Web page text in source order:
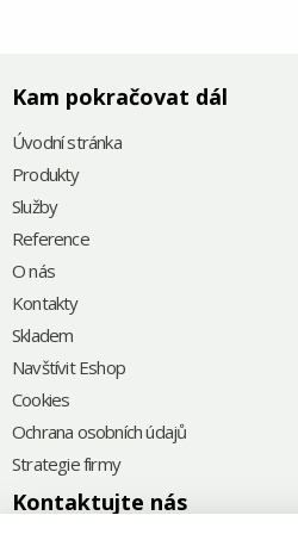
Kam pokračovat dál
Úvodní stránka
Produkty
Služby
Reference
O nás
Kontakty
Skladem
Navštívit Eshop
Cookies
Ochrana osobních údajů
Strategie firmy
Kontaktujte nás